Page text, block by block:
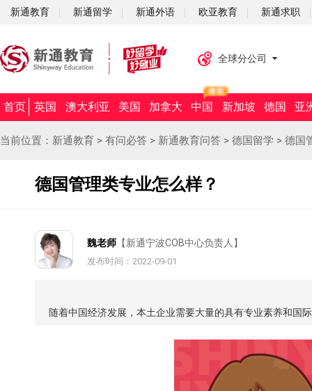
新通教育 新通留学 新通外语 欧亚教育 新通求职
全球分公司
首页 英国 澳大利亚 美国 加拿大 中国 新加坡 德国 亚
当前位置： 新通教育 > 有问必答 > 新通教育问答 > 德国留学 > 德国
德国管理类专业怎么样？
魏老师 【新通宁波COB中心负责人】
发布时间：2022-09-01
随着中国经济发展，本土企业需要大量的具有专业素养和国